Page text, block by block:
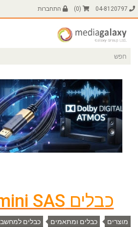
(
0
) התחברות
כבלים SAS & mini SAS
מוצרים כבלים ומתאמים כבלים למחשב